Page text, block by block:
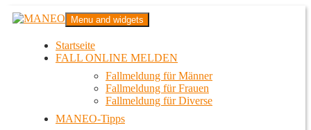
Zum
InhaltMANEO
Das schwule Anti-Gewalt-Projekt in Berlin
Menu and widgets
Startseite
FALL ONLINE MELDEN
Fallmeldung für Männer
Fallmeldung für Frauen
Fallmeldung für Diverse
MANEO-Tipps